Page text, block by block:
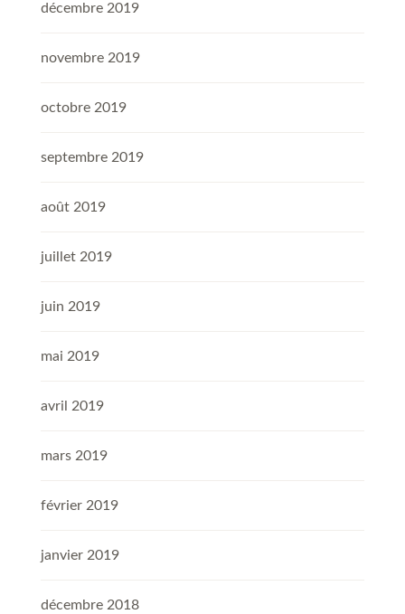
décembre 2019
novembre 2019
octobre 2019
septembre 2019
août 2019
juillet 2019
juin 2019
mai 2019
avril 2019
mars 2019
février 2019
janvier 2019
décembre 2018